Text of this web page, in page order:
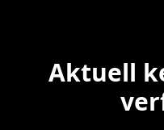
Aktuell